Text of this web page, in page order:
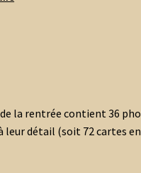
de la rentrée contient 36
leur détail (soit 72 cartes en